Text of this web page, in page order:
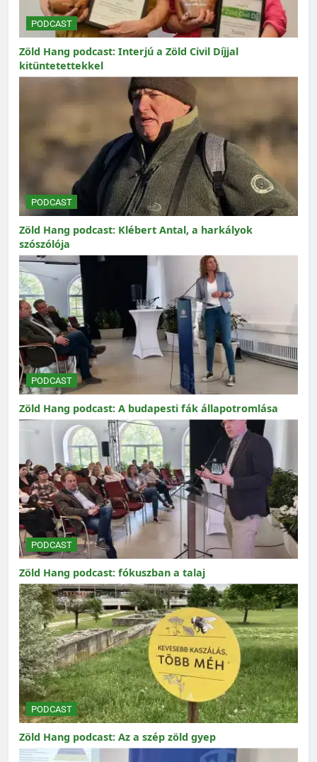
PODCAST
Zöld Hang podcast: Interjú a Zöld Civil Díjjal
kitüntetettekkel
PODCAST
Zöld Hang podcast: Klébert Antal, a harkályok
szószólója
PODCAST
Zöld Hang podcast: A budapesti fák állapotromlása
PODCAST
Zöld Hang podcast: fókuszban a talaj
PODCAST
Zöld Hang podcast: Az a szép zöld gyep